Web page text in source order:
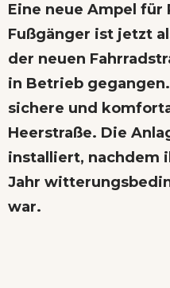
Eine neue Ampel für
Fußgänger ist jetzt
der neuen
in Betrieb
sichere und
Heerstraße. Die
installiert, nachdem
Jahr
war.